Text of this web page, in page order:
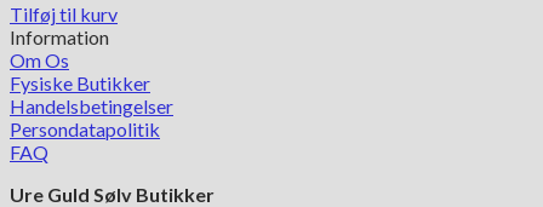
Tilføj til kurv
Information
Om Os
Fysiske Butikker
Handelsbetingelser
Persondatapolitik
FAQ
Ure Guld Sølv Butikker